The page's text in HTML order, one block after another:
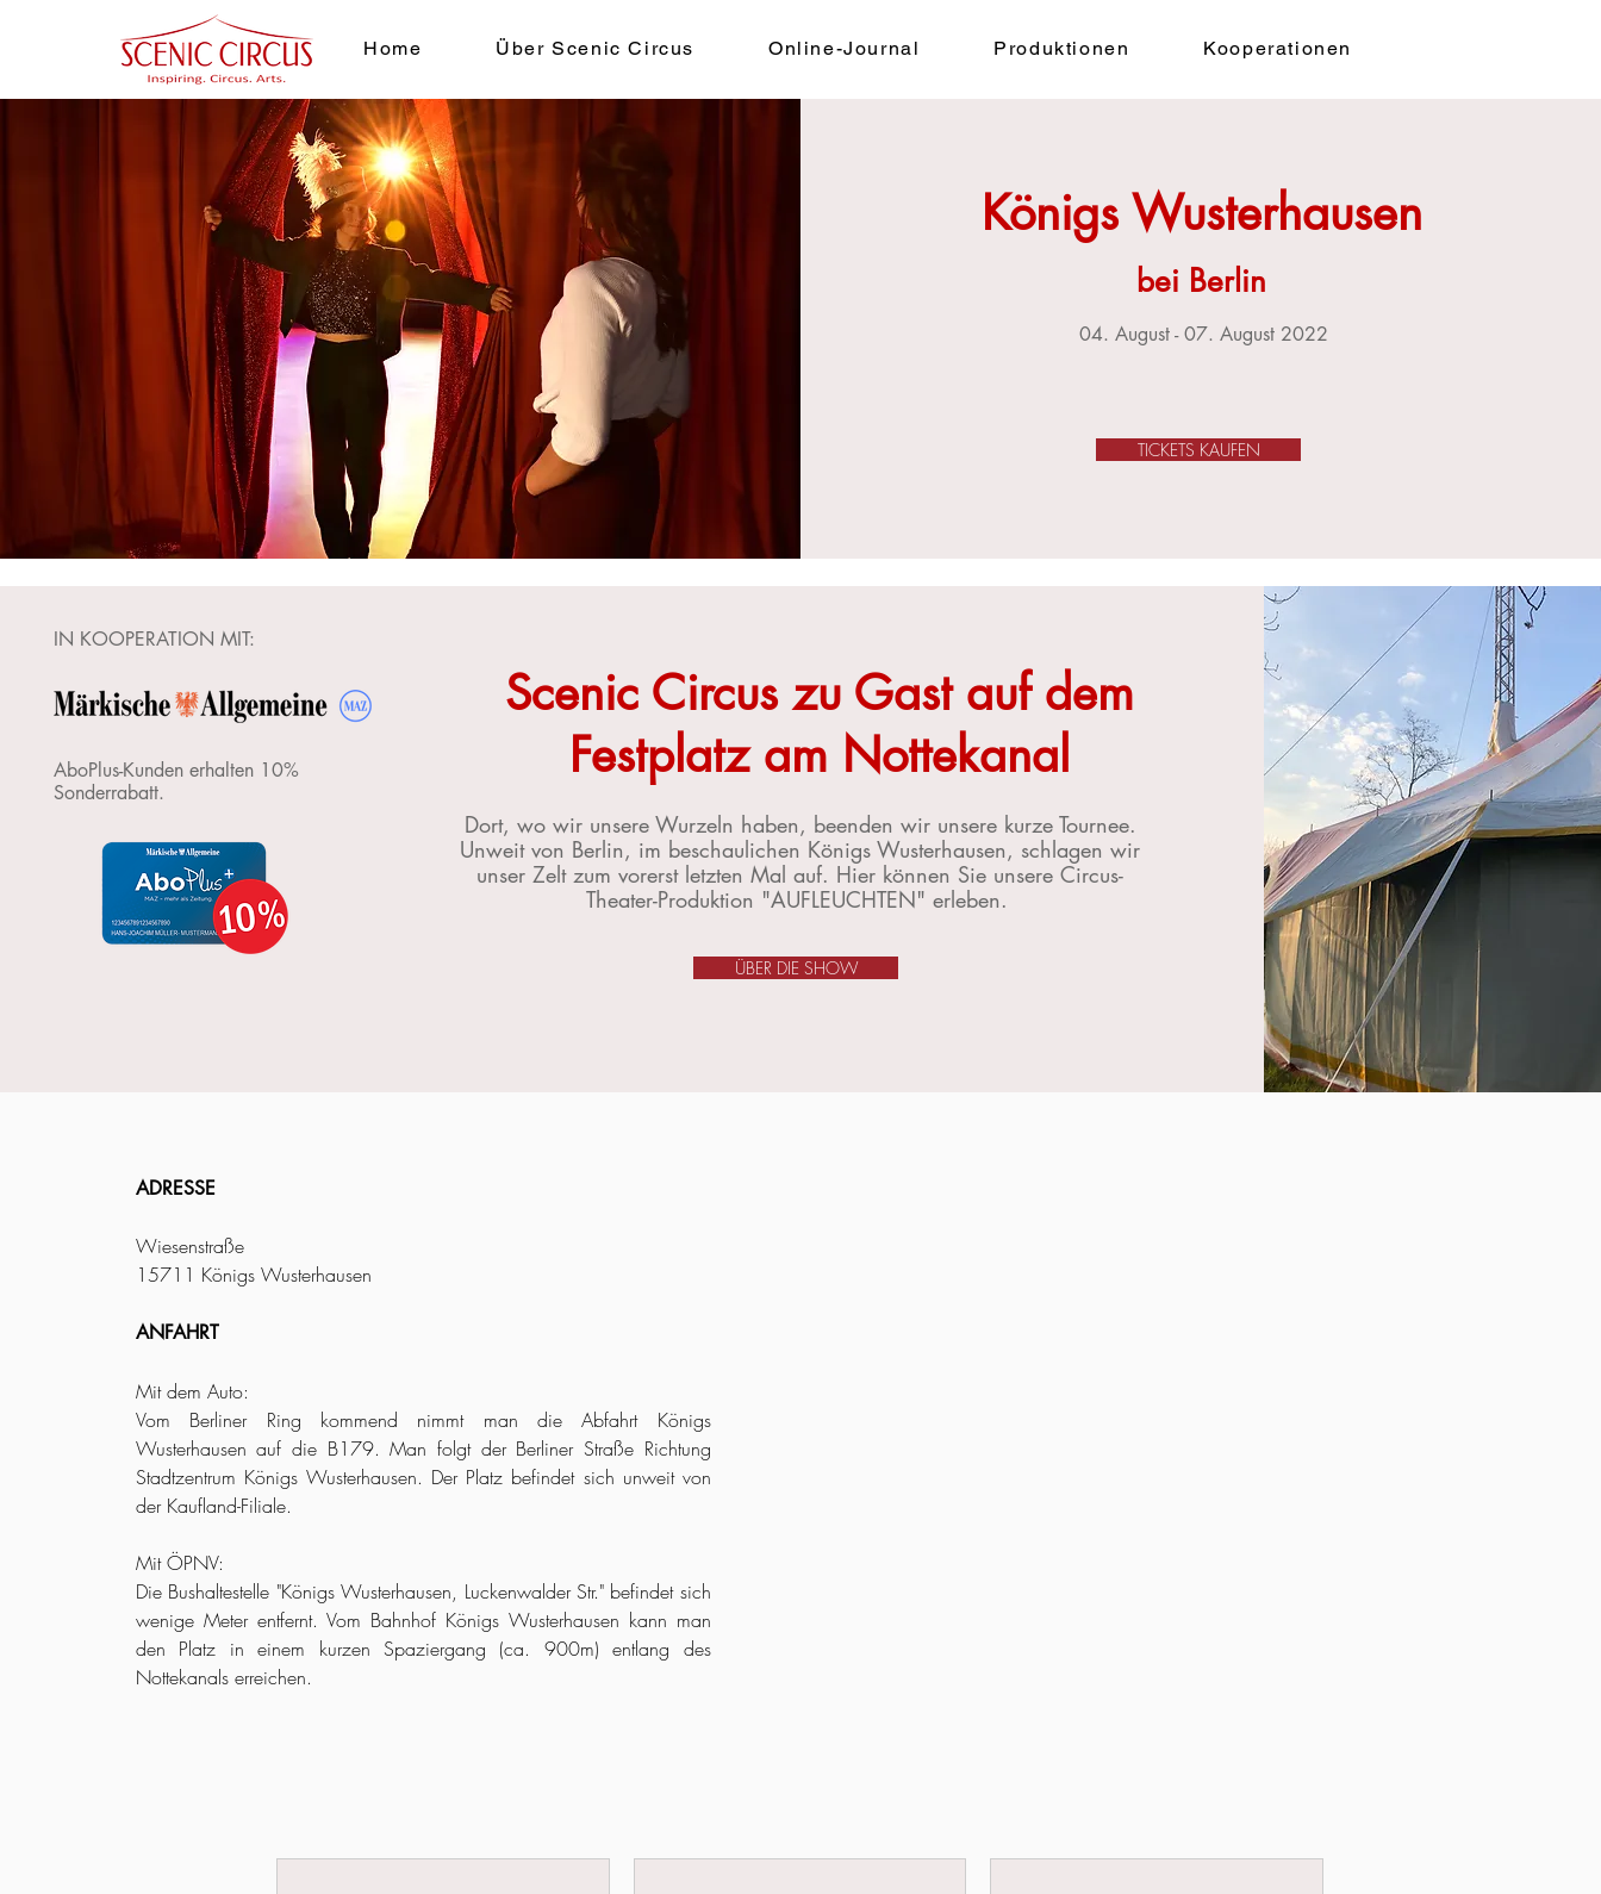
Home Über Scenic Circus Online-Journal Produktionen Kooperationen
Königs Wusterhausen
bei Berlin
04. August - 07. August 2022
TICKETS KAUFEN
IN KOOPERATION MIT:
AboPlus-Kunden erhalten 10%
Sonderrabatt.
Scenic Circus zu Gast auf dem
Festplatz am Nottekanal
Dort, wo wir unsere Wurzeln haben, beenden wir unsere kurze Tournee.
Unweit von Berlin, im beschaulichen Königs Wusterhausen, schlagen wir
unser Zelt zum vorerst letzten Mal auf. Hier können Sie unsere Circus-
Theater-Produktion "AUFLEUCHTEN" erleben.
ÜBER DIE SHOW
ADRESSE
Wiesenstraße
15711 Königs Wusterhausen
ANFAHRT
Mit dem Auto:
Vom Berliner Ring kommend nimmt man die Abfahrt Königs
Wusterhausen auf die B179. Man folgt der Berliner Straße Richtung
Stadtzentrum Königs Wusterhausen. Der Platz befindet sich unweit von
der Kaufland-Filiale.
Mit ÖPNV:
Die Bushaltestelle "Königs Wusterhausen, Luckenwalder Str." befindet sich
wenige Meter entfernt. Vom Bahnhof Königs Wusterhausen kann man
den Platz in einem kurzen Spaziergang (ca. 900m) entlang des
Nottekanals erreichen.